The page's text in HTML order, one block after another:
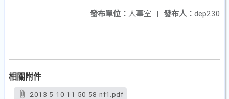
發布人： dep230
發布單位： 人事室 |
相關附件
2013-5-10-11-50-58-nf1.pdf